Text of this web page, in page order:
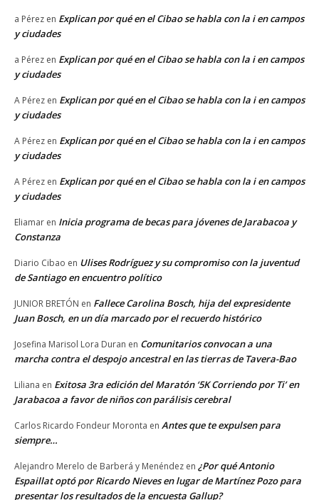
a Pérez en Explican por qué en el Cibao se habla con la i en campos
y ciudades
a Pérez en Explican por qué en el Cibao se habla con la i en campos
y ciudades
A Pérez en Explican por qué en el Cibao se habla con la i en campos
y ciudades
A Pérez en Explican por qué en el Cibao se habla con la i en campos
y ciudades
A Pérez en Explican por qué en el Cibao se habla con la i en campos
y ciudades
Eliamar en Inicia programa de becas para jóvenes de Jarabacoa y
Constanza
Diario Cibao en Ulises Rodríguez y su compromiso con la juventud
de Santiago en encuentro político
JUNIOR BRETÓN en Fallece Carolina Bosch, hija del expresidente
Juan Bosch, en un día marcado por el recuerdo histórico
Josefina Marisol Lora Duran en Comunitarios convocan a una
marcha contra el despojo ancestral en las tierras de Tavera-Bao
Liliana en Exitosa 3ra edición del Maratón ‘5K Corriendo por Ti’ en
Jarabacoa a favor de niños con parálisis cerebral
Carlos Ricardo Fondeur Moronta en Antes que te expulsen para
siempre…
Alejandro Merelo de Barberá y Menéndez en ¿Por qué Antonio
Espaillat optó por Ricardo Nieves en lugar de Martínez Pozo para
presentar los resultados de la encuesta Gallup?